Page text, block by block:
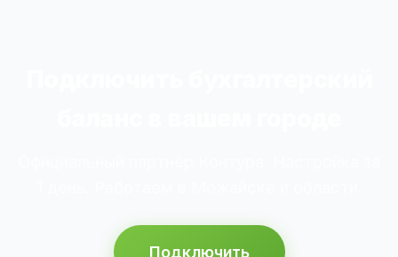
Подключить